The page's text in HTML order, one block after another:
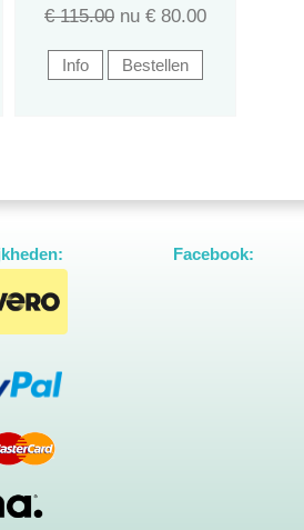
€ 115.00 nu € 80.00
Facebook: